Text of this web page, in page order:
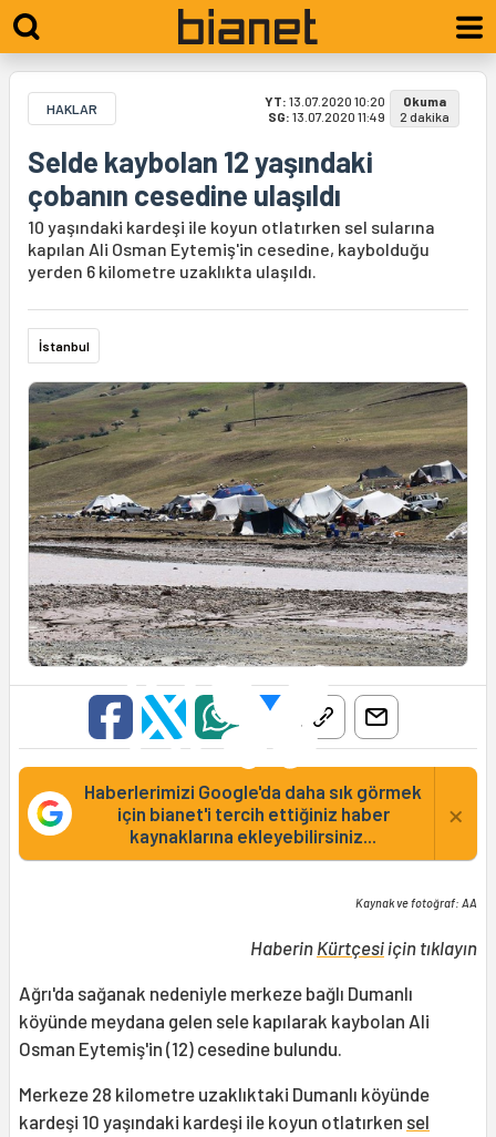
HAKLAR YT: 13.07.2020 10:20
SG: 13.07.2020 11:49
Okuma
2 dakika
Selde kaybolan 12 yaşındaki
çobanın cesedine ulaşıldı
10 yaşındaki kardeşi ile koyun otlatırken sel sularına
kapılan Ali Osman Eytemiş'in cesedine, kaybolduğu
yerden 6 kilometre uzaklıkta ulaşıldı.
İstanbul
Haberlerimizi Google'da daha sık görmek
için bianet'i tercih ettiğiniz haber
kaynaklarına ekleyebilirsiniz...
×
Kaynak ve fotoğraf: AA
Haberin Kürtçesiiçin tıklayın
Ağrı'da sağanak nedeniyle merkeze bağlı Dumanlı
köyünde meydana gelen sele kapılarak kaybolan Ali
Osman Eytemiş'in (12) cesedine bulundu.
Merkeze 28 kilometre uzaklıktaki Dumanlı köyünde
kardeşi 10 yaşındaki kardeşi ile koyun otlatırken sel